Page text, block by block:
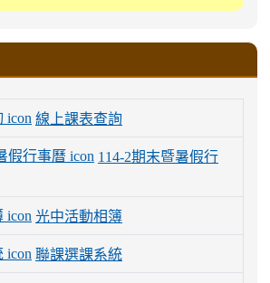
線上課表查詢
114-2期末暨暑假行
光中活動相簿
聯課選課系統